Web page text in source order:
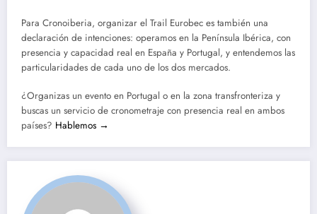
Para Cronoiberia, organizar el Trail Eurobec es también una
declaración de intenciones: operamos en la Península Ibérica, con
presencia y capacidad real en España y Portugal, y entendemos las
particularidades de cada uno de los dos mercados.
¿Organizas un evento en Portugal o en la zona transfronteriza y
buscas un servicio de cronometraje con presencia real en ambos
países? Hablemos →